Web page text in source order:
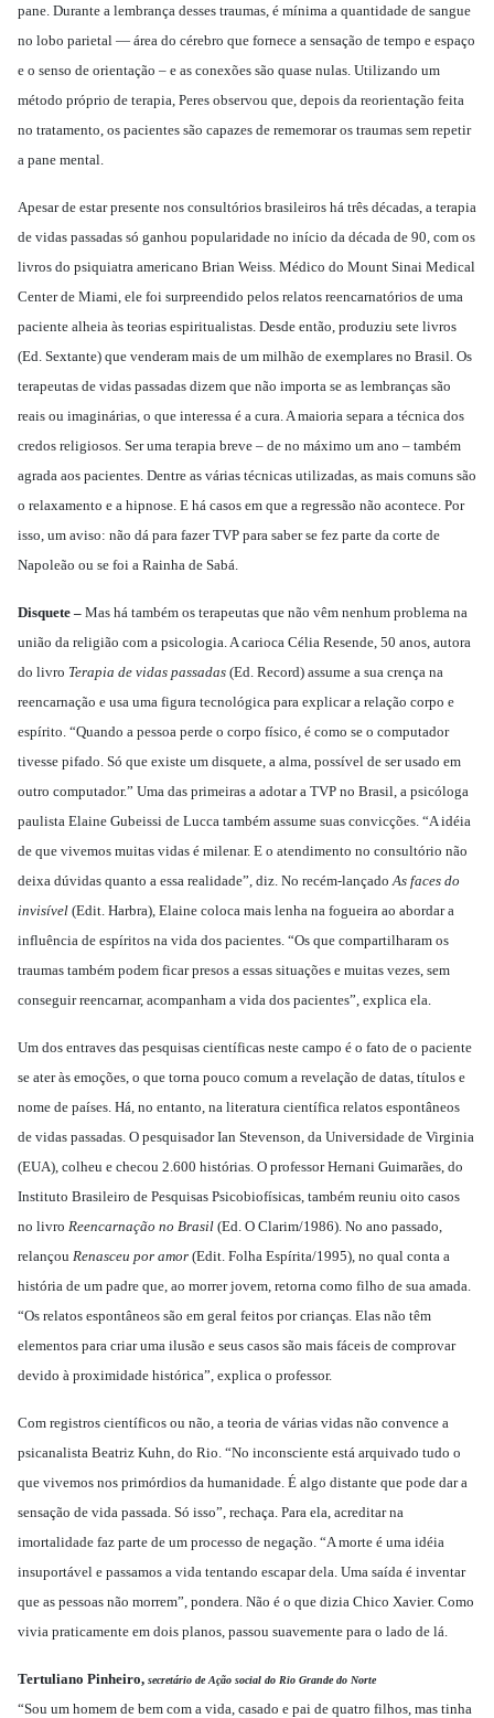
pane. Durante a lembrança desses traumas, é mínima a quantidade de sangue
no lobo parietal — área do cérebro que fornece a sensação de tempo e espaço
e o senso de orientação – e as conexões são quase nulas. Utilizando um
método próprio de terapia, Peres observou que, depois da reorientação feita
no tratamento, os pacientes são capazes de rememorar os traumas sem repetir
a pane mental.
Apesar de estar presente nos consultórios brasileiros há três décadas, a terapia
de vidas passadas só ganhou popularidade no início da década de 90, com os
livros do psiquiatra americano Brian Weiss. Médico do Mount Sinai Medical
Center de Miami, ele foi surpreendido pelos relatos reencarnatórios de uma
paciente alheia às teorias espiritualistas. Desde então, produziu sete livros
(Ed. Sextante) que venderam mais de um milhão de exemplares no Brasil. Os
terapeutas de vidas passadas dizem que não importa se as lembranças são
reais ou imaginárias, o que interessa é a cura. A maioria separa a técnica dos
credos religiosos. Ser uma terapia breve – de no máximo um ano – também
agrada aos pacientes. Dentre as várias técnicas utilizadas, as mais comuns são
o relaxamento e a hipnose. E há casos em que a regressão não acontece. Por
isso, um aviso: não dá para fazer TVP para saber se fez parte da corte de
Napoleão ou se foi a Rainha de Sabá.
Disquete – Mas há também os terapeutas que não vêm nenhum problema na
união da religião com a psicologia. A carioca Célia Resende, 50 anos, autora
do livro Terapia de vidas passadas (Ed. Record) assume a sua crença na
reencarnação e usa uma figura tecnológica para explicar a relação corpo e
espírito. “Quando a pessoa perde o corpo físico, é como se o computador
tivesse pifado. Só que existe um disquete, a alma, possível de ser usado em
outro computador.” Uma das primeiras a adotar a TVP no Brasil, a psicóloga
paulista Elaine Gubeissi de Lucca também assume suas convicções. “A idéia
de que vivemos muitas vidas é milenar. E o atendimento no consultório não
deixa dúvidas quanto a essa realidade”, diz. No recém-lançadoAs faces do
invisível (Edit. Harbra), Elaine coloca mais lenha na fogueira ao abordar a
influência de espíritos na vida dos pacientes. “Os que compartilharam os
traumas também podem ficar presos a essas situações e muitas vezes, sem
conseguir reencarnar, acompanham a vida dos pacientes”, explica ela.
Um dos entraves das pesquisas científicas neste campo é o fato de o paciente
se ater às emoções, o que torna pouco comum a revelação de datas, títulos e
nome de países. Há, no entanto, na literatura científica relatos espontâneos
de vidas passadas. O pesquisador Ian Stevenson, da Universidade de Virginia
(EUA), colheu e checou 2.600 histórias. O professor Hernani Guimarães, do
Instituto Brasileiro de Pesquisas Psicobiofísicas, também reuniu oito casos
no livro Reencarnação no Brasil (Ed. O Clarim/1986). No ano passado,
relançou Renasceu por amor (Edit. Folha Espírita/1995), no qual conta a
história de um padre que, ao morrer jovem, retorna como filho de sua amada.
“Os relatos espontâneos são em geral feitos por crianças. Elas não têm
elementos para criar uma ilusão e seus casos são mais fáceis de comprovar
devido à proximidade histórica”, explica o professor.
Com registros científicos ou não, a teoria de várias vidas não convence a
psicanalista Beatriz Kuhn, do Rio. “No inconsciente está arquivado tudo o
que vivemos nos primórdios da humanidade. É algo distante que pode dar a
sensação de vida passada. Só isso”, rechaça. Para ela, acreditar na
imortalidade faz parte de um processo de negação. “A morte é uma idéia
insuportável e passamos a vida tentando escapar dela. Uma saída é inventar
que as pessoas não morrem”, pondera. Não é o que dizia Chico Xavier. Como
vivia praticamente em dois planos, passou suavemente para o lado de lá.
Tertuliano Pinheiro, secretário de Ação social do Rio Grande do Norte
“Sou um homem de bem com a vida, casado e pai de quatro filhos, mas tinha